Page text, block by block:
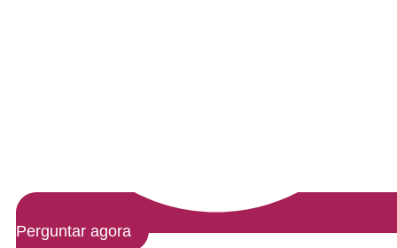
Perguntar agora